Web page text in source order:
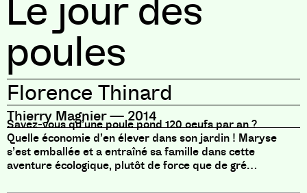
Le jour des
poules
Florence Thinard
Thierry Magnier—2014
Savez-vous qu’une poule pond 120 oeufs par an ?
Quelle économie d’en élever dans son jardin ! Maryse
s’est emballée et a entraîné sa famille dans cette
aventure écologique, plutôt de force que de gré…